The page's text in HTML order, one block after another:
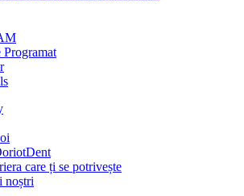
Programat
care ți se potrivește
noștri